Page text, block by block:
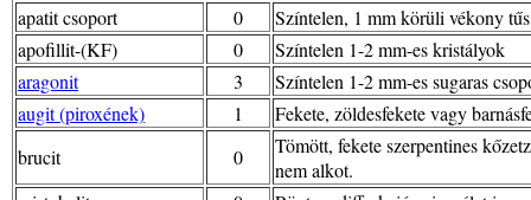
apatit csoport
0
Színtelen, 1 mm körüli vékony
apofillit-(KF)
0
Színtelen 1-2 mm-es kristályok
aragonit
3
Színtelen 1-2 mm-es sugaras
augit (piroxének)
1
Fekete, zöldesfekete vagy
brucit
0
Tömött, fekete szerpentines
nem alkot.